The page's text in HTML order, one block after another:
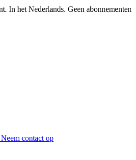
In het Nederlands. Geen abonnementen
Neem contact op